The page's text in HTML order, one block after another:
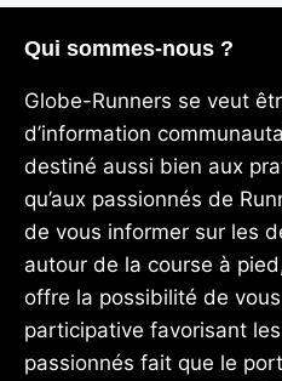
Qui sommes-nous ?
Globe-Runners se veut
d’information
destiné aussi bien aux
qu’aux passionnés de
de vous informer sur les
autour de la course à
offre la possibilité de
participative favorisant
passionnés fait que le